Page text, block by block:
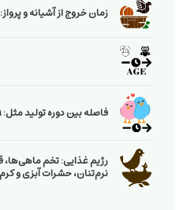
زمان خروج از آشیانه و
فاصله بین دوره تولید مثل: 1 سال
رژیم غذایی: تخم
نرم‌تنان، حشرات آبزی و